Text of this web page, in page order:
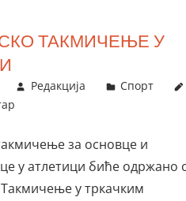
ТАКМИЧЕЊЕ У
Редакција
Спорт
за основце и
у атлетици биће одржано
у тркачким